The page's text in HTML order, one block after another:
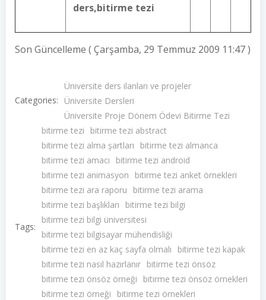
ders,bitirme tezi
Son Güncelleme ( Çarşamba, 29 Temmuz 2009 11:47 )
Categories:
Üniversite ders ilanları ve projeler
Üniversite Dersleri
Üniversite Proje Dönem Ödevi Bitirme Tezi
Tags:
bitirme tezi
bitirme tezi abstract
bitirme tezi alma şartları
bitirme tezi almanca
bitirme tezi amacı
bitirme tezi android
bitirme tezi animasyon
bitirme tezi anket örnekleri
bitirme tezi ara raporu
bitirme tezi arama
bitirme tezi başlıkları
bitirme tezi bilgi
bitirme tezi bilgi üniversitesi
bitirme tezi bilgisayar mühendisliği
bitirme tezi en az kaç sayfa olmalı
bitirme tezi kapak
bitirme tezi nasıl hazırlanır bitirme tezi önsöz
bitirme tezi önsöz örneği
bitirme tezi önsöz örnekleri
bitirme tezi örneği
bitirme tezi örnekleri